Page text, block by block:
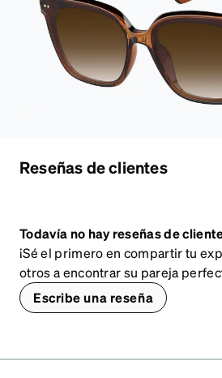
Reseñas de clientes
Todavía no hay reseñas de
¡Sé el primero en compartir tu
otros a encontrar su pareja
Escribe una reseña